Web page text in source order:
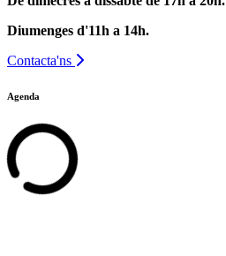
Diumenges d'11h a 14h.
Contacta'ns
Agenda